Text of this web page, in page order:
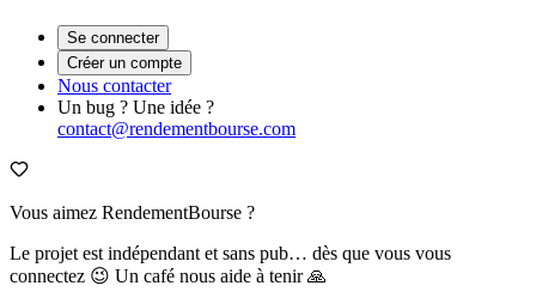
Se connecter
Créer un compte
Nous contacter
Un bug ? Une idée ?
contact@rendementbourse.com
Vous aimez RendementBourse ?
Le projet est indépendant et sans pub… dès que vous vous
connectez 😉 Un café nous aide à tenir 🙏